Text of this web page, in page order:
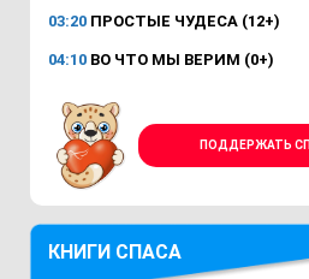
03:20 ПРОСТЫЕ ЧУДЕСА (12+)
04:10 ВО ЧТО МЫ ВЕРИМ (0+)
ПОДДЕРЖАТЬ
КНИГИ СПАСА